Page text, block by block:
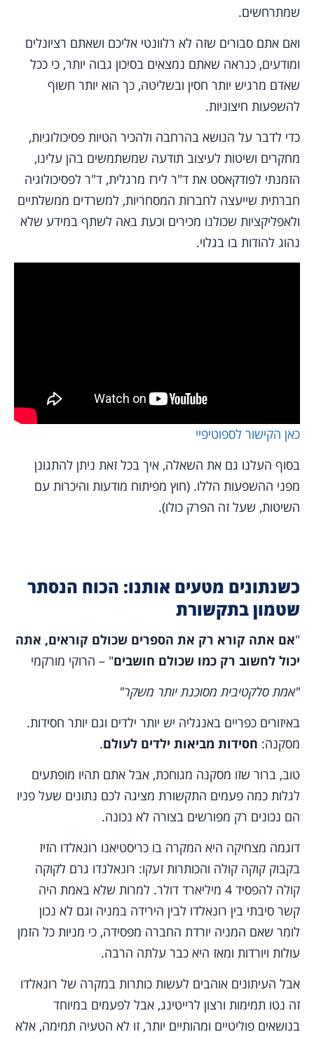
שמתרחשים.
ואם אתם סבורים שזה לא רלוונטי אליכם ושאתם רציונלים
ומודעים, כנראה שאתם נמצאים בסיכון גבוה יותר, כי ככל
שאדם מרגיש יותר חסין ובשליטה, כך הוא יותר חשוף
להשפעות חיצוניות.
כדי לדבר על הנושא בהרחבה ולהכיר הטיות פסיכולוגיות,
מחקרים ושיטות לעיצוב תודעה שמשתמשים בהן עלינו,
הזמנתי לפודקאסט את ד"ר לירז מרגלית, ד"ר לפסיכולוגיה
חברתית שייעצה לחברות המסחריות, למשרדים ממשלתיים
ולאפליקציות שכולנו מכירים וכעת באה לשתף במידע שלא
נהוג להודות בו בגלוי.
כאן הקישור לספוטיפיי
בסוף העלנו גם את השאלה, איך בכל זאת ניתן להתגונן
מפני ההשפעות הללו. (חוץ מפיתוח מודעות והיכרות עם
השיטות, שעל זה הפרק כולו).
כשנתונים מטעים אותנו: הכוח הנסתר
שטמון בתקשורת
"אם אתה קורא רק את הספרים שכולם קוראים, אתה
יכול לחשוב רק כמו שכולם חושבים" – הרוקי מורקמי
"אמת סלקטיבית מסוכנת יותר משקר"
באיזורים כפריים באנגליה יש יותר ילדים וגם יותר חסידות.
מסקנה: חסידות מביאות ילדים לעולם.
טוב, ברור שזו מסקנה מגוחכת, אבל אתם תהיו מופתעים
לגלות כמה פעמים התקשורת מציגה לכם נתונים שעל פניו
הם נכונים רק מפורשים בצורה לא נכונה.
דוגמה מצחיקה היא המקרה בו כריסטיאנו רונאלדו הזיז
בקבוק קוקה קולה והכותרות זעקו: רונאלנדו גרם לקוקה
קולה להפסיד 4 מיליארד דולר. למרות שלא באמת היה
קשר סיבתי בין רונאלדו לבין הירידה במניה וגם לא נכון
לומר שאם המניה יורדת החברה מפסידה, כי מניות כל הזמן
עולות ויורדות ומאז היא כבר עלתה הרבה.
אבל העיתונים אוהבים לעשות כותרות במקרה של רונאלדו
זה נטו תמימות ורצון לרייטינג, אבל לפעמים במיוחד
בנושאים פוליטיים ומהותיים יותר, זו לא הטעיה תמימה, אלא